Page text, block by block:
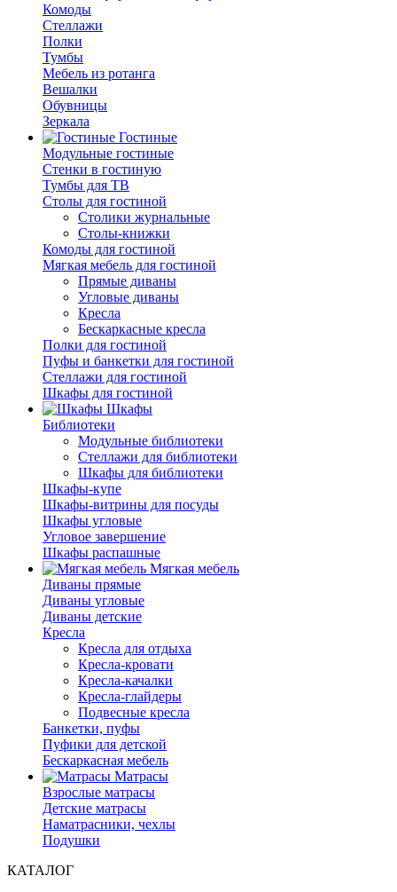
Комоды
Стеллажи
Полки
Тумбы
Мебель из ротанга
Вешалки
Обувницы
Зеркала
Гостиные
Модульные гостиные
Стенки в гостиную
Тумбы для ТВ
Столы для гостиной
Столики журнальные
Столы-книжки
Комоды для гостиной
Мягкая мебель для гостиной
Прямые диваны
Угловые диваны
Кресла
Бескаркасные кресла
Полки для гостиной
Пуфы и банкетки для гостиной
Стеллажи для гостиной
Шкафы для гостиной
Шкафы
Библиотеки
Модульные библиотеки
Стеллажи для библиотеки
Шкафы для библиотеки
Шкафы-купе
Шкафы-витрины для посуды
Шкафы угловые
Угловое завершение
Шкафы распашные
Мягкая мебель
Диваны прямые
Диваны угловые
Диваны детские
Кресла
Кресла для отдыха
Кресла-кровати
Кресла-качалки
Кресла-глайдеры
Подвесные кресла
Банкетки, пуфы
Пуфики для детской
Бескаркасная мебель
Матрасы
Взрослые матрасы
Детские матрасы
Наматрасники, чехлы
Подушки
КАТАЛОГ